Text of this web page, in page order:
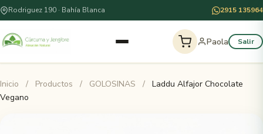
Rodriguez 190 · Bahía Blanca 2915 135964
Paola Salir
Inicio / Productos / GOLOSINAS /
Laddu Alfajor Chocolate
Vegano